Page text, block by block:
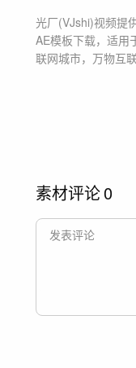
光厂(VJshi)视频提
AE模板下载，适用
联网城市，万物互
素材评论0